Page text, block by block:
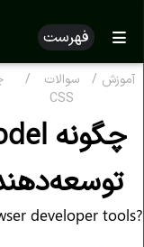
فهرست
آموزش /
سوالات
CSS
/
developer tools?